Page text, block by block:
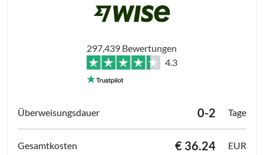
297,439 Bewertungen
4.3
0-2 Tage
€ 36.24
EUR